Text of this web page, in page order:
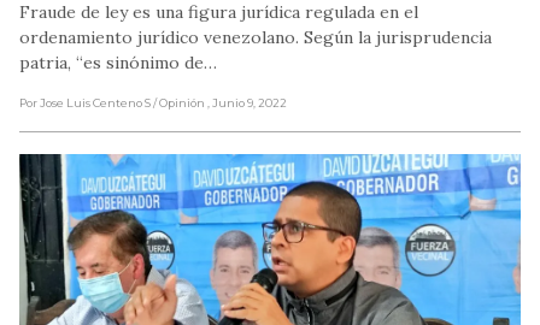
Fraude de ley es una figura jurídica regulada en el
ordenamiento jurídico venezolano. Según la jurisprudencia
patria, “es sinónimo de…
Por Jose Luis Centeno S/ Opinión , Junio 9, 2022